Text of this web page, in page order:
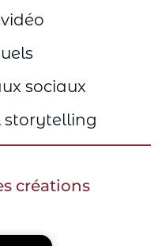
sociaux
storytelling
créations